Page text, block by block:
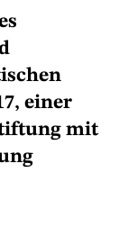
einer
mit